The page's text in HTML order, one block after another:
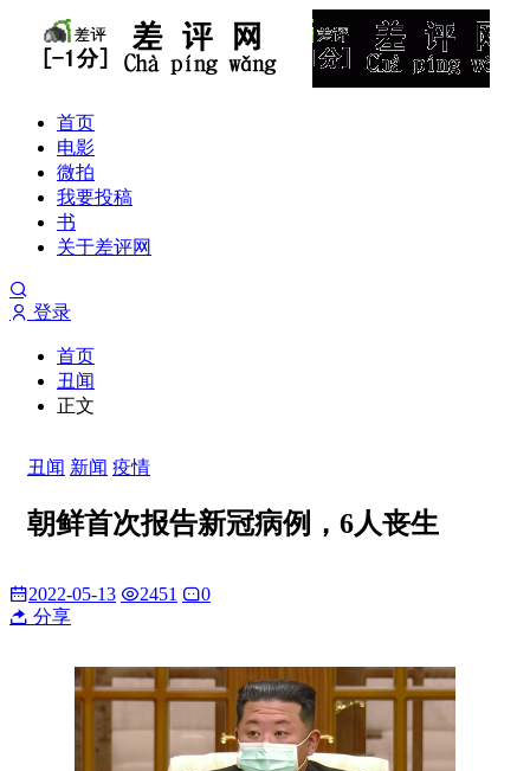
首页
电影
微拍
我要投稿
书
关于差评网
登录
首页
丑闻
正文
丑闻 新闻 疫情
朝鲜首次报告新冠病例，6人丧生
2022-05-13 2451
0
分享